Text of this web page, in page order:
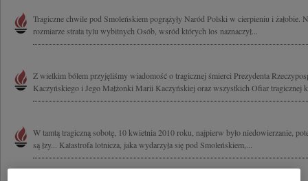
Tragiczne chwile pod Smoleńskiem pogrążyły Naród Polski w cierpieniu i żałobie.
rozmiarze strata tylu wybitnych Osób, wsród których los naznaczył...
Z wielkim bólem przyjęliśmy wiadomość o tragicznej śmierci Prezydenta
Kaczyńskiego i Jego Małżonki Marii Kaczyńskiej oraz wszystkich Ofiar tragicznej
W tamtą tragiczną sobotę, 10 kwietnia 2010 roku, najpierw było niedowierzanie,
są łzy... Katastrofa lotnicza, jaka wydarzyła się pod Smoleńskiem,...